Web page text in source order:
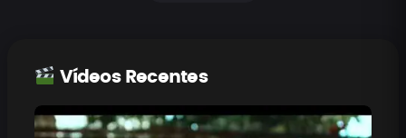
Vídeos Recentes